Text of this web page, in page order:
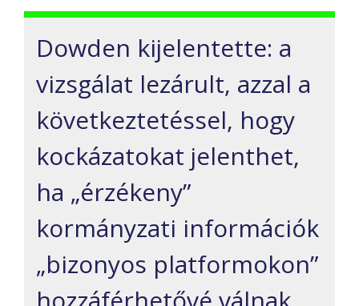
Dowden kijelentette: a
vizsgálat lezárult, azzal a
következtetéssel, hogy
kockázatokat jelenthet,
ha „érzékeny”
kormányzati információk
„bizonyos platformokon”